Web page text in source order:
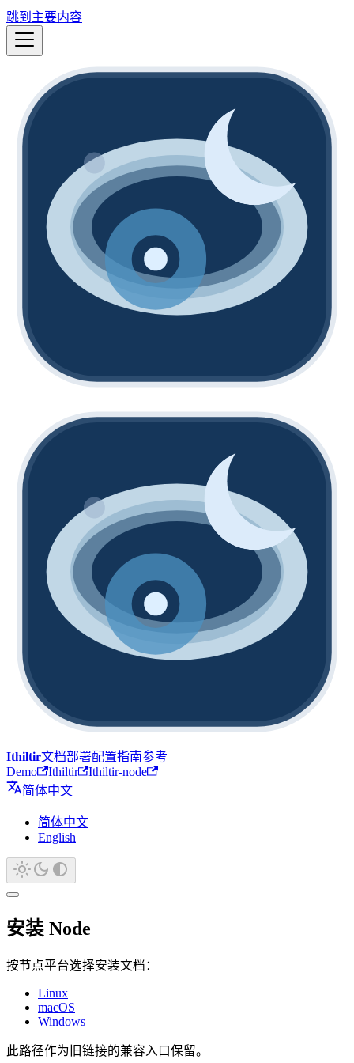
跳到主要内容
Ithiltir文档部署配置指南参考
Demo
Ithiltir
Ithiltir-node
简体中文
简体中文
English
安装 Node
按节点平台选择安装文档：
Linux
macOS
Windows
此路径作为旧链接的兼容入口保留。